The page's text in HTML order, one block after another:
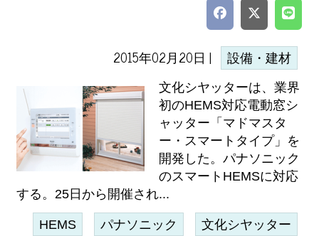
2015年02月20日 | 設備・建材
文化シヤッターは、業界
初のHEMS対応電動窓シ
ャッター「マドマスタ
ー・スマートタイプ」を
開発した。パナソニック
のスマートHEMSに対応
する。25日から開催され...
HEMS パナソニック 文化シヤッター